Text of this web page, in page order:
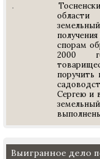
области
спорам
2000
поручить
Сергею и
Выигранное дело